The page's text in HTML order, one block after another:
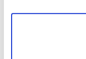
brevi video da 2 a 5